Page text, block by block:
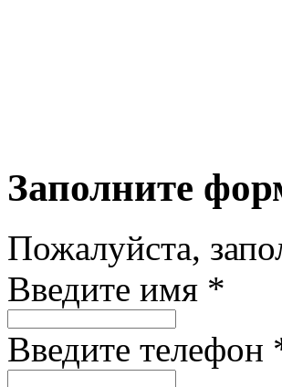
Заполните
Пожалуйста,
Введите имя *
Введите телефон